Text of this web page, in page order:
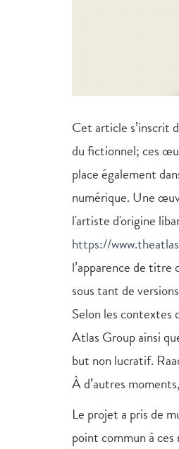
Cet article s’inscrit
du fictionnel; ces
place également
numérique. Une
l'artiste d'origine
https://
l’apparence de
sous tant de
Selon les contextes
Atlas Group ainsi
but non lucratif.
À d’autres
Le projet a pris de
point commun à